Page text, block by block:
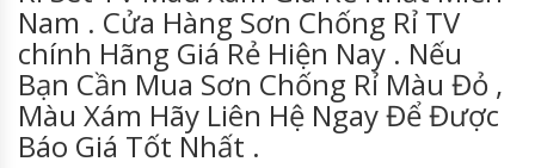
Nam . Cửa Hàng Sơn Chống Rỉ TV
chính Hãng Giá Rẻ Hiện Nay . Nếu
Bạn Cần Mua Sơn Chống Rỉ Màu Đỏ ,
Màu Xám Hãy Liên Hệ Ngay Để Được
Báo Giá Tốt Nhất .